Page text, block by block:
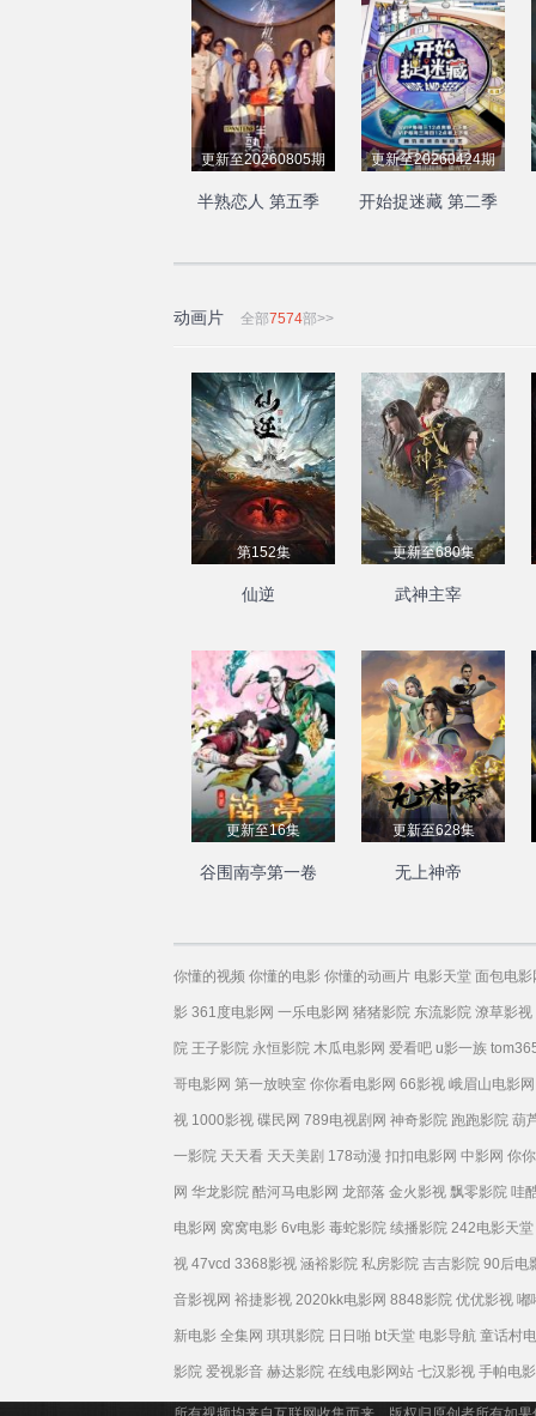
更新至20260805期
半熟恋人 第五季
更新至20260424期
开始捉迷藏 第二季
动画片 全部7574部>>
第152集
仙逆
更新至680集
武神主宰
更新至16集
谷围南亭第一卷
更新至628集
无上神帝
你懂的视频 你懂的电影 你懂的动画片 电影天堂 面包电影
影 361度电影网 一乐电影网 猪猪影院 东流影院 潦草影视
院 王子影院 永恒影院 木瓜电影网 爱看吧 u影一族
哥电影网 第一放映室 你你看电影网 66影视 峨眉山电影网
视 1000影视 碟民网 789电视剧网 神奇影院 跑跑影院 葫
一影院 天天看 天天美剧 178动漫 扣扣电影网 中影网 你
网 华龙影院 酷河马电影网 龙部落 金火影视 飘零影院 哇
电影网 窝窝电影 6v电影 毒蛇影院 续播影院 242电影天堂
视 47vcd 3368影视 涵裕影院 私房影院 吉吉影院 90后电
音影视网 裕捷影视 2020kk电影网 8848影院 优优影视 嘟
新电影 全集网 琪琪影院 日日啪 bt天堂 电影导航 童话村
影院 爱视影音 赫达影院 在线电影网站 七汉影视 手帕电